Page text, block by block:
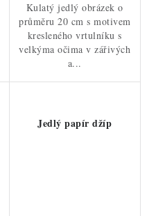
Kulatý jedlý obrázek o
průměru 20 cm s motivem
kresleného vrtulníku s
velkýma očima v zářivých
a...
Jedlý papír džíp